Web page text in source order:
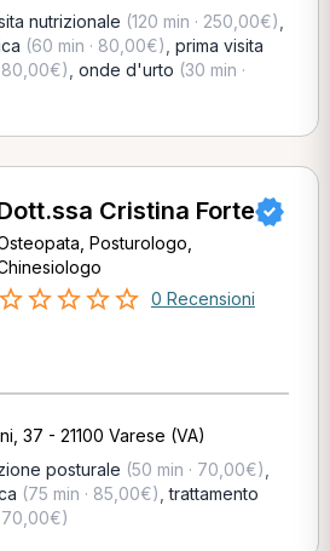
nutrizionale (120 min · 250,00€)
(60 min · 80,00€) prima visita
80,00€) onde d'urto (30 min ·
Cristina Forte
Posturologo,
0 Recensioni
37 - 21100 Varese (VA)
posturale (50 min · 70,00€)
(75 min · 85,00€) ,trattamento
70,00€)